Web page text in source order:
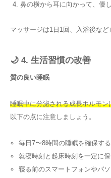
鼻の横から耳に向かって、優
マッサージは1日1回、入浴後など
🌙 4. 生活習慣の改善
質の良い睡眠
睡眠中に分泌される成長ホルモ
以下の点に注意しましょう。
毎日7〜8時間の睡眠を確保する
就寝時刻と起床時刻を一定に
寝る前のスマートフォンやパ